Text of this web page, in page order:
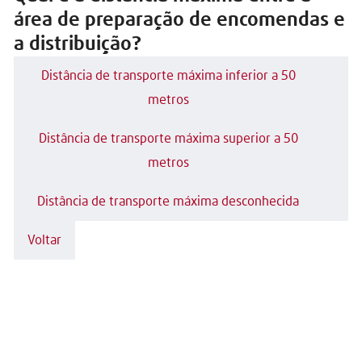
área de preparação de encomendas e
a distribuição?
Distância de transporte máxima inferior a 50
metros
Distância de transporte máxima superior a 50
metros
Distância de transporte máxima desconhecida
Voltar